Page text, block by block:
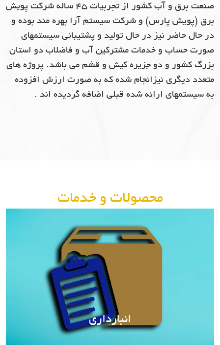
صنعت برق و آب کشور از تجربیات 45 ساله شرکت پویش
برق (پویش پارس) و شرکت سیستم آرا بهره مند بوده و
در حال حاضر نیز در حال تولید و پشتیبانی سیستمهای
صورت حساب و خدمات مشترکین آب و فاضلاب دو استان
بزرگ کشور و دو جزیره کیش و قشم می باشد. پروژه های
متعدد دیگری نیزانجام شده که به صورت ارزش افزوده
به سیستمهای ارائه شده قبلی اضافه گردیده اند .
محصولات و خدمات
انبارداری